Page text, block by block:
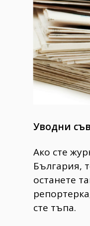
Уводни
Ако сте
България,
останете
сте тъпа.